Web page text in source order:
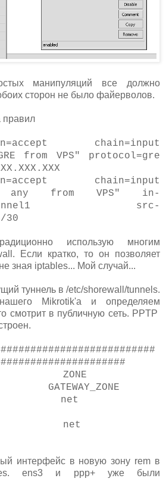
манипуляций все должно
сторон не было файерволов.
правил
chain=input
from VPS" protocol=gre
chain=input
any from VPS" in-
tunnel1 src-
30
использую многим
Если кратко, то он позволяет
зная iptables... Мой случай...
туннель в /etc/shorewall/tunnels.
Mikrotik'a и определяем
смотрит в публичную сеть. PPTP
ZONE
net
net
интерфейс в новую зону rem в
ens3 и ppp+ уже были